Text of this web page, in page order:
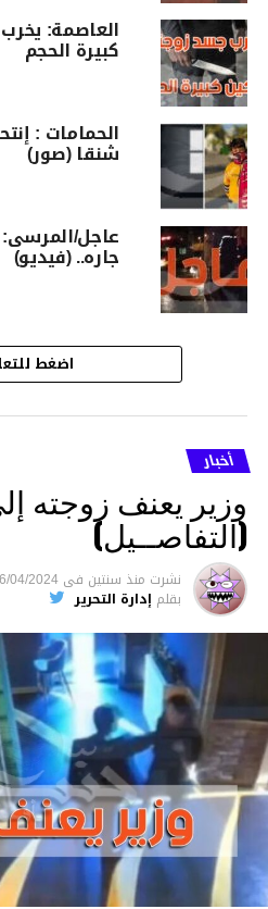
العاصمة:
كبيرة الحجم
شنقا (صور)
جاره.. (فيديو)
اضغط
أخبار
وزير يعنف زوجته
(التفاصــيل)
نشرت منذ سنتين فى 04/2024
بقلم إدارة التحرير